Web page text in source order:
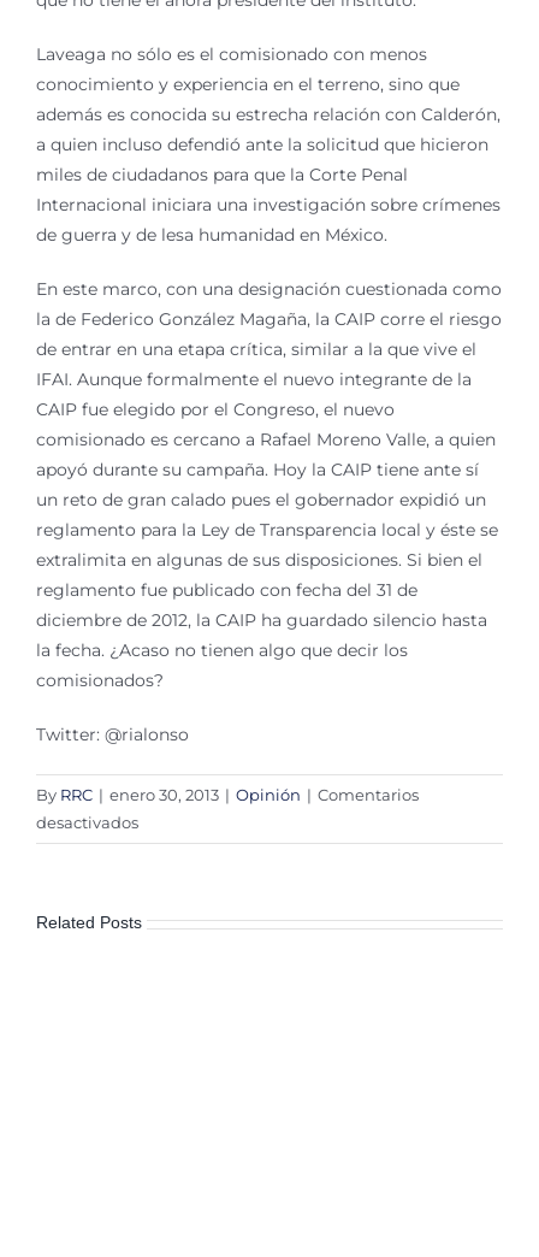
Laveaga no sólo es el comisionado con menos
conocimiento y experiencia en el terreno, sino que
además es conocida su estrecha relación con Calderón,
a quien incluso defendió ante la solicitud que hicieron
miles de ciudadanos para que la Corte Penal
Internacional iniciara una investigación sobre crímenes
de guerra y de lesa humanidad en México.
En este marco, con una designación cuestionada como
la de Federico González Magaña, la CAIP corre el riesgo
de entrar en una etapa crítica, similar a la que vive el
IFAI. Aunque formalmente el nuevo integrante de la
CAIP fue elegido por el Congreso, el nuevo
comisionado es cercano a Rafael Moreno Valle, a quien
apoyó durante su campaña. Hoy la CAIP tiene ante sí
un reto de gran calado pues el gobernador expidió un
reglamento para la Ley de Transparencia local y éste se
extralimita en algunas de sus disposiciones. Si bien el
reglamento fue publicado con fecha del 31 de
diciembre de 2012, la CAIP ha guardado silencio hasta
la fecha. ¿Acaso no tienen algo que decir los
comisionados?
Twitter: @rialonso
By RRC | enero 30, 2013 | Opinión | Comentarios
desactivadosen
IFAI:
barbas
Related Posts